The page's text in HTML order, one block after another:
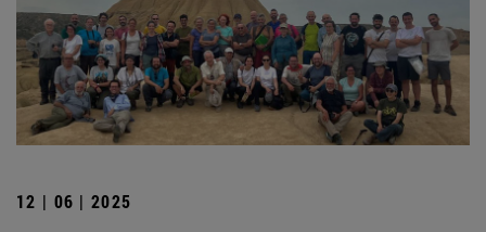
12 | 06 | 2025